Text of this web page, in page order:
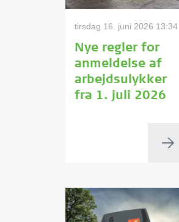
tirsdag 16. juni 2026 13:34
Nye regler for
anmeldelse af
arbejdsulykker
fra 1. juli 2026